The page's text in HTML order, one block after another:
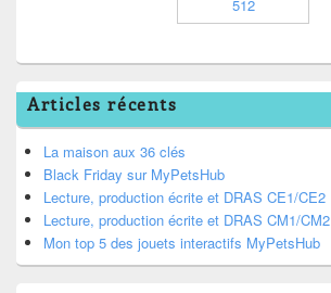
Articles récents
La maison aux 36 clés
Black Friday sur MyPetsHub
Lecture, production écrite et DRAS CE1/CE2
Lecture, production écrite et DRAS CM1/CM2
Mon top 5 des jouets interactifs MyPetsHub